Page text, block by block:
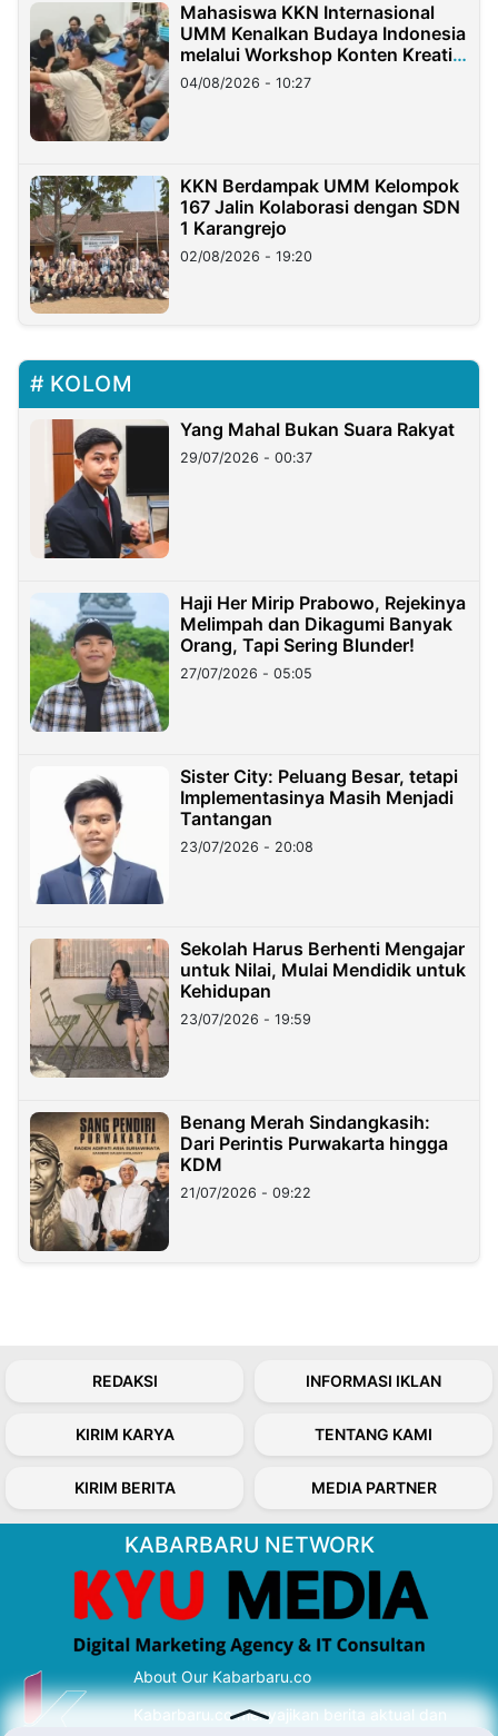
Mahasiswa KKN Internasional
UMM Kenalkan Budaya Indonesia
melalui Workshop Konten Kreatif
di Taiwan
04/08/2026 - 10:27
KKN Berdampak UMM Kelompok
167 Jalin Kolaborasi dengan SDN
1 Karangrejo
02/08/2026 - 19:20
KOLOM
Yang Mahal Bukan Suara Rakyat
29/07/2026 - 00:37
Haji Her Mirip Prabowo, Rejekinya
Melimpah dan Dikagumi Banyak
Orang, Tapi Sering Blunder!
27/07/2026 - 05:05
Sister City: Peluang Besar, tetapi
Implementasinya Masih Menjadi
Tantangan
23/07/2026 - 20:08
Sekolah Harus Berhenti Mengajar
untuk Nilai, Mulai Mendidik untuk
Kehidupan
23/07/2026 - 19:59
Benang Merah Sindangkasih:
Dari Perintis Purwakarta hingga
KDM
21/07/2026 - 09:22
REDAKSI INFORMASI IKLAN
KIRIM KARYA TENTANG KAMI
KIRIM BERITA MEDIA PARTNER
KABARBARU NETWORK
About Our Kabarbaru.co
Kabarbaru.co menyajikan berita aktual dan